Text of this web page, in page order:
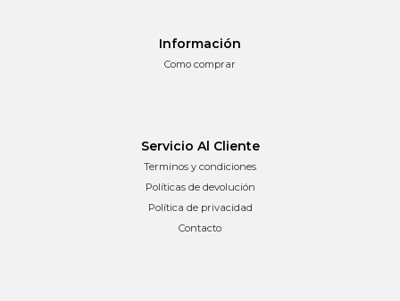
Información
Como comprar
Servicio Al Cliente
Terminos y condiciones
Políticas de devolución
Política de privacidad
Contacto